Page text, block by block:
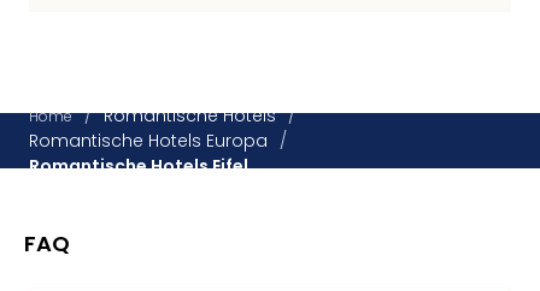
Home / Romantische Hotels /
Romantische Hotels Europa /
Romantische Hotels Eifel
FAQ